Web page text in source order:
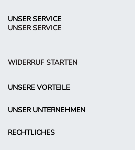
UNSER SERVICE
UNSER SERVICE
WIDERRUF STARTEN
UNSERE VORTEILE
UNSER UNTERNEHMEN
RECHTLICHES